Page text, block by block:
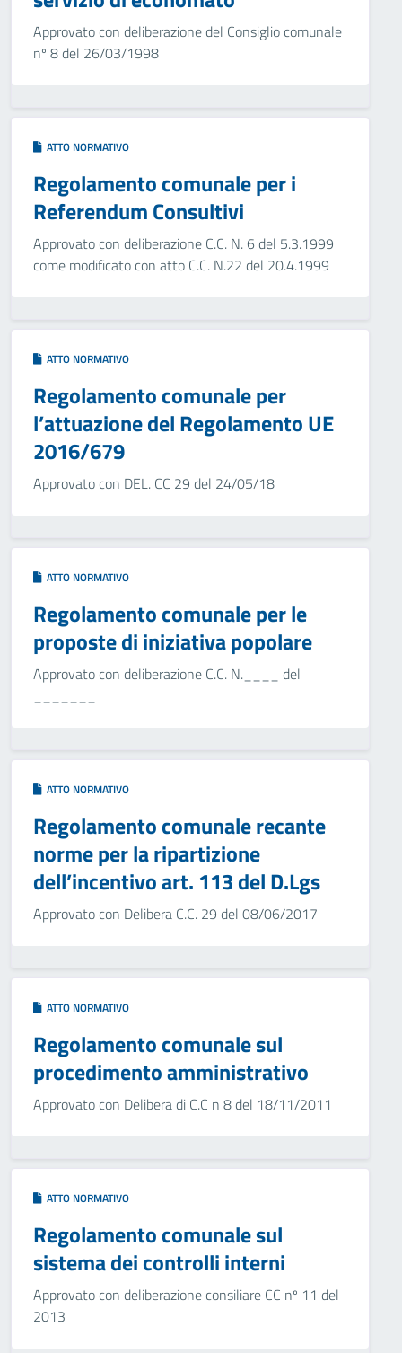
Approvato con deliberazione del Consiglio comunale
nº 8 del 26/03/1998
ATTO NORMATIVO
Regolamento comunale per i
Referendum Consultivi
Approvato con deliberazione C.C. N. 6 del 5.3.1999
come modificato con atto C.C. N.22 del 20.4.1999
ATTO NORMATIVO
Regolamento comunale per
l’attuazione del Regolamento UE
2016/679
Approvato con DEL. CC 29 del 24/05/18
ATTO NORMATIVO
Regolamento comunale per le
proposte di iniziativa popolare
Approvato con deliberazione C.C. N.____ del
ATTO NORMATIVO
Regolamento comunale recante
norme per la ripartizione
dell’incentivo art. 113 del D.Lgs
Approvato con Delibera C.C. 29 del 08/06/2017
ATTO NORMATIVO
Regolamento comunale sul
procedimento amministrativo
Approvato con Delibera di C.C n 8 del 18/11/2011
ATTO NORMATIVO
Regolamento comunale sul
sistema dei controlli interni
Approvato con deliberazione consiliare CC nº 11 del
2013